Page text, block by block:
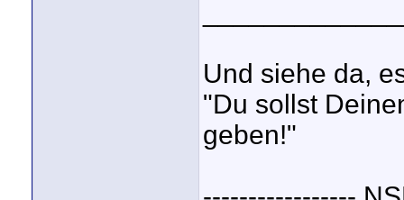
Und siehe da,
"Du sollst
geben!"